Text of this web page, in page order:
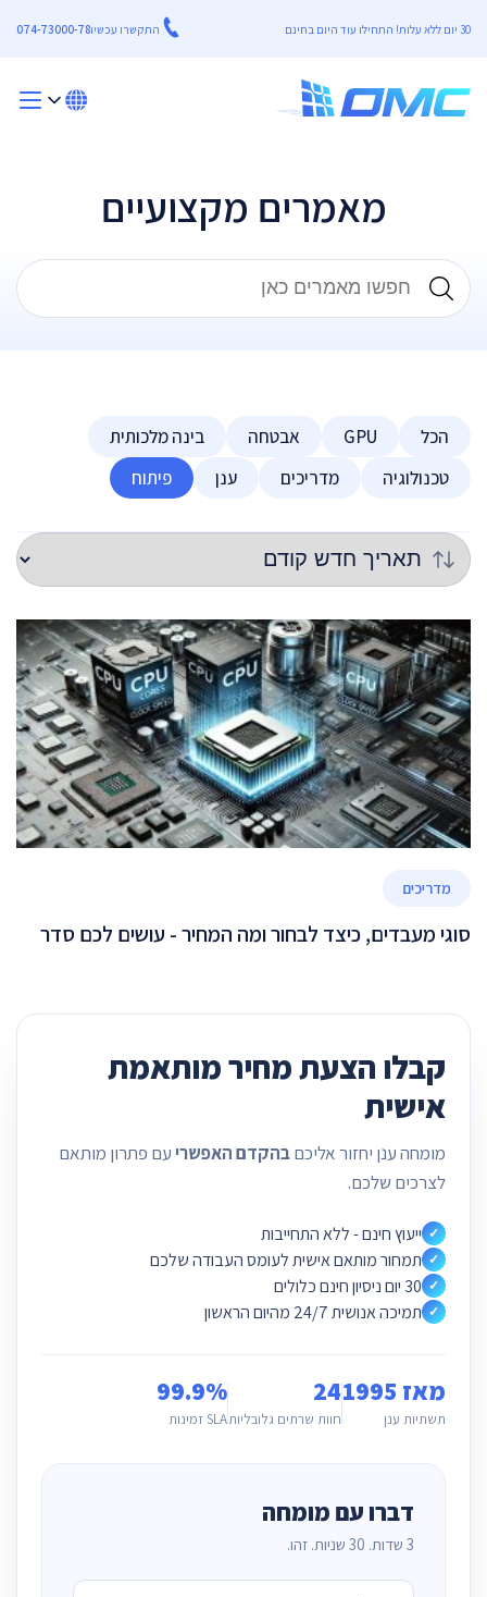
30 יום ללא עלות! התחילו עוד היום בחינם התקשרו עכשיו074-73000-78
מאמרים מקצועיים
הכל GPU אבטחה
בינה מלכותית
טכנולוגיה
מדריכים ענן פיתוח
מדריכים
סוגי מעבדים, כיצד לבחור ומה המחיר - עושים לכם סדר
קבלו הצעת מחיר מותאמת
אישית
מומחה ענן יחזור אליכםבהקדם האפשרי עם פתרון מותאם
לצרכים שלכם.
✓ ייעוץ חינם - ללא התחייבות
✓ תמחור מותאם אישית לעומס העבודה שלכם
✓ 30 יום ניסיון חינם כלולים
✓ תמיכה אנושית 24/7 מהיום הראשון
מאז 1995
תשתיות ענן
24
חוות שרתים גלובליות
99.9%
SLA זמינות
דברו עם מומחה
3 שדות. 30 שניות. זהו.